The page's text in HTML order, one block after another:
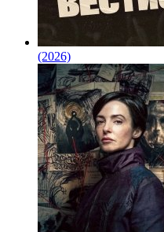
(2026)